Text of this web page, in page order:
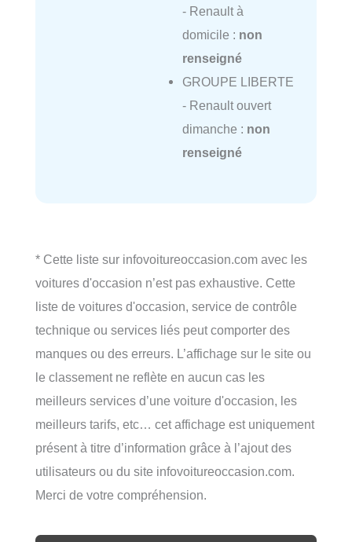
- Renault à
domicile : non
renseigné
GROUPE LIBERTE
- Renault ouvert
dimanche : non
renseigné
* Cette liste sur infovoitureoccasion.com avec les
voitures d'occasion n’est pas exhaustive. Cette
liste de voitures d'occasion, service de contrôle
technique ou services liés peut comporter des
manques ou des erreurs. L’affichage sur le site ou
le classement ne reflète en aucun cas les
meilleurs services d’une voiture d'occasion, les
meilleurs tarifs, etc… cet affichage est uniquement
présent à titre d’information grâce à l’ajout des
utilisateurs ou du site infovoitureoccasion.com.
Merci de votre compréhension.